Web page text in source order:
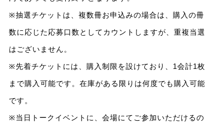
※抽選チケットは、複数冊お申込みの場合は、購入の冊
数に応じた応募口数としてカウントしますが、重複当選
はございません。
※先着チケットには、購入制限を設けており、1会計1枚
まで購入可能です。在庫がある限りは何度でも購入可能
です。
※当日トークイベントに、会場にてご参加いただけるの